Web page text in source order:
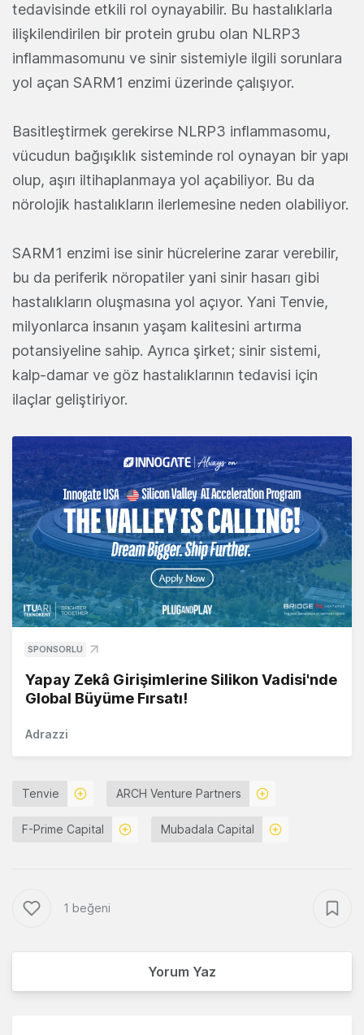
tedavisinde etkili rol oynayabilir. Bu hastalıklarla
ilişkilendirilen bir protein grubu olan NLRP3
inflammasomunu ve sinir sistemiyle ilgili sorunlara
yol açan SARM1 enzimi üzerinde çalışıyor.
Basitleştirmek gerekirse NLRP3 inflammasomu,
vücudun bağışıklık sisteminde rol oynayan bir yapı
olup, aşırı iltihaplanmaya yol açabiliyor. Bu da
nörolojik hastalıkların ilerlemesine neden olabiliyor.
SARM1 enzimi ise sinir hücrelerine zarar verebilir,
bu da periferik nöropatiler yani sinir hasarı gibi
hastalıkların oluşmasına yol açıyor. Yani Tenvie,
milyonlarca insanın yaşam kalitesini artırma
potansiyeline sahip. Ayrıca şirket; sinir sistemi,
kalp-damar ve göz hastalıklarının tedavisi için
ilaçlar geliştiriyor.
SPONSORLU
Yapay Zekâ Girişimlerine Silikon Vadisi'nde
Global Büyüme Fırsatı!
Adrazzi
Tenvie ARCH Venture Partners
F-Prime Capital Mubadala Capital
1 beğeni
Yorum Yaz